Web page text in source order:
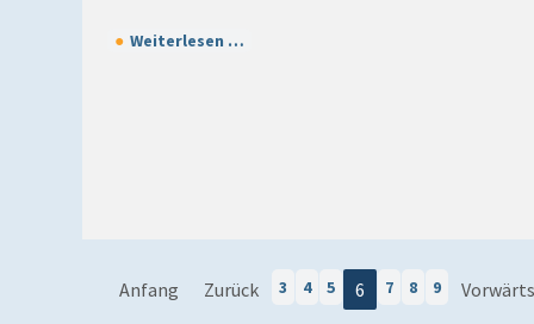
Weiterlesen …
Anfang Zurück 3 4 5 6 7 8 9
Vorwärts